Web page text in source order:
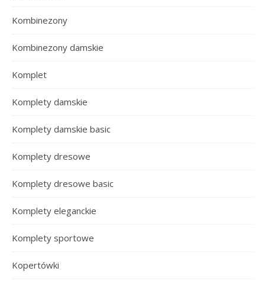
Kombinezony
Kombinezony damskie
Komplet
Komplety damskie
Komplety damskie basic
Komplety dresowe
Komplety dresowe basic
Komplety eleganckie
Komplety sportowe
Kopertówki